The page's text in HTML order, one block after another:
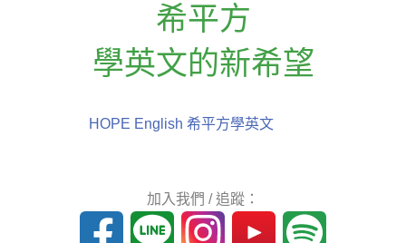
希平方
學英文的新希望
HOPE English 希平方學英文
加入我們 / 追蹤：